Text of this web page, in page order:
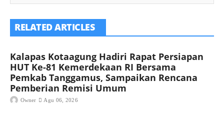
RELATED ARTICLES
Kalapas Kotaagung Hadiri Rapat Persiapan
HUT Ke-81 Kemerdekaan RI Bersama
Pemkab Tanggamus, Sampaikan Rencana
Pemberian Remisi Umum
Owner Agu 06, 2026